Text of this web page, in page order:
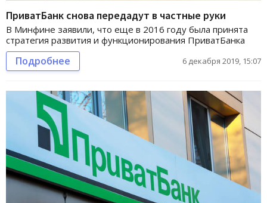
ПриватБанк снова передадут в частные руки
В Минфине заявили, что еще в 2016 году была принята
стратегия развития и функционирования ПриватБанка
Подробнее 6 декабря 2019, 15:07